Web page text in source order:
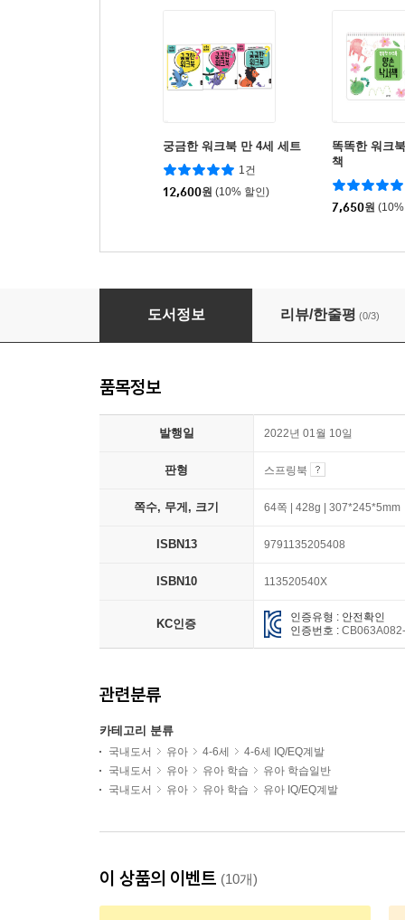
궁금한 워크북 만 4세 세트
1건
12,600원 (10% 할인)
똑똑한 워크
책
7,650원
똑똑한 워크북 만5세
도서정보 리뷰/한줄평 (0/3)
품목정보
발행일 2022년 01월 10일
판형 스프링북
쪽수, 무게, 크기 64쪽 | 428g | 307*245*5mm
ISBN13 9791135205408
ISBN10 113520540X
KC인증
인증유형 : 안전확인
인증번호 :
관련분류
카테고리 분류
국내도서 유아 4-6세
4-6세 IQ/EQ계발
국내도서
유아 유아 학습
유아 학습일반
국내도서
유아 유아 학습 유아 IQ/EQ계발
이 상품의 이벤트 (10개)